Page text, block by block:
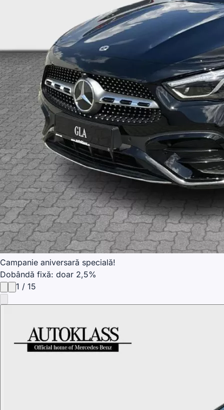
Campanie aniversară specială!
Dobândă fixă: doar 2,5%
1 / 15